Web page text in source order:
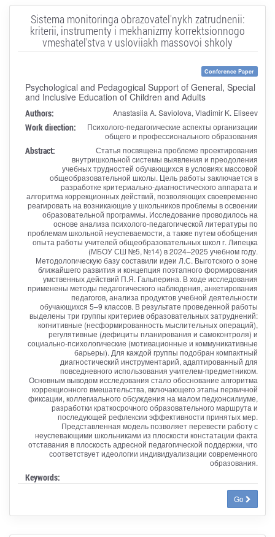
Sistema monitoringa obrazovatel'nykh zatrudnenii:
kriterii, instrumenty i mekhanizmy korrektsionnogo
vmeshatel'stva v usloviiakh massovoi shkoly
Conference Paper
Psychological and Pedagogical Support of General, Special
and Inclusive Education of Children and Adults
Authors: Anastasiia A. Saviolova, Vladimir K. Eliseev
Work direction:
Психолого-педагогические аспекты организации
общего и профессионального образования
Abstract:
Статья посвящена проблеме проектирования
внутришкольной системы выявления и преодоления
учебных трудностей обучающихся в условиях массовой
общеобразовательной школы. Цель работы заключается в
разработке критериально-диагностического аппарата и
алгоритма коррекционных действий, позволяющих своевременно
реагировать на возникающие у школьников проблемы в освоении
образовательной программы. Исследование проводилось на
основе анализа психолого-педагогической литературы по
проблемам школьной неуспеваемости, а также путем обобщения
опыта работы учителей общеобразовательных школ г. Липецка
(МБОУ СШ №5, №14) в 2024–2025 учебном году.
Методологическую базу составили идеи Л.С. Выготского о зоне
ближайшего развития и концепция поэтапного формирования
умственных действий П.Я. Гальперина. В ходе исследования
применены методы педагогического наблюдения, анкетирования
педагогов, анализа продуктов учебной деятельности
обучающихся 5–9 классов. В результате проведенной работы
выделены три группы критериев образовательных затруднений:
когнитивные (несформированность мыслительных операций),
регулятивные (дефициты планирования и самоконтроля) и
социально-психологические (мотивационные и коммуникативные
барьеры). Для каждой группы подобран компактный
диагностический инструментарий, адаптированный для
повседневного использования учителем-предметником.
Основным выводом исследования стало обоснование алгоритма
коррекционного вмешательства, включающего этапы первичной
фиксации, коллегиального обсуждения на малом педконсилиуме,
разработки краткосрочного образовательного маршрута и
последующей рефлексии эффективности принятых мер.
Представленная модель позволяет перевести работу с
неуспевающими школьниками из плоскости констатации факта
отставания в плоскость адресной педагогической поддержки, что
соответствует идеологии индивидуализации современного
образования.
Keywords:
Go